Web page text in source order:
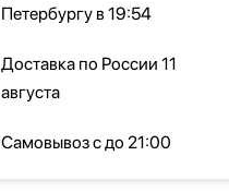
Петербургу в 19:54
Доставка по России 11
августа
Самовывоз с до 21:00